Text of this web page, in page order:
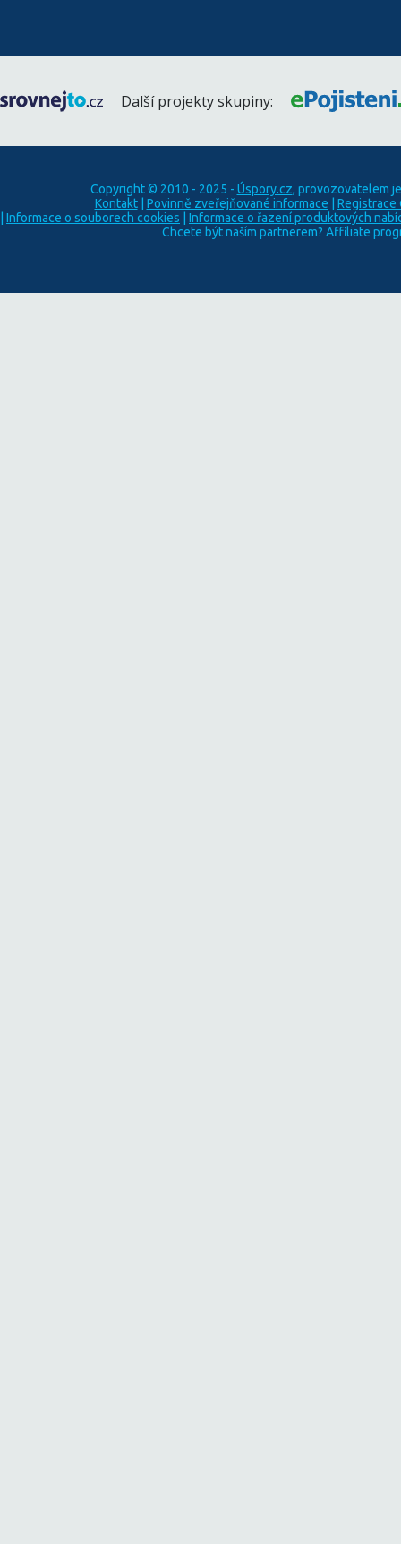
Další projekty skupiny:
Copyright © 2010 - 2025 - Úspory.cz, provozovatelem
Kontakt| Povinně zveřejňované informace
Registrace
Informace o souborech cookies
Informace o řazení produktových
Chcete být naším partnerem? Affiliate